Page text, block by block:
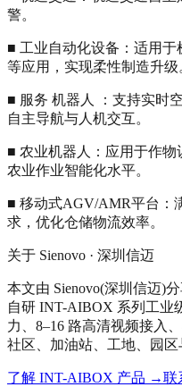
警。
■ 工业自动化设备：适用
等应用，实现柔性制造升级
■ 服务 机器人 ：支持实时
自主导航与人机交互。
■ 农业机器人：应用于作
农业作业智能化水平。
■ 移动式AGV/AMR平台：
求，优化仓储物流效率。
关于 Sienovo · 深圳信迈
本文由 Sienovo(深圳信迈)
自研 INT-AIBOX 系列工
力、8–16 路高清视频接入
社区、加油站、工地、园区
了解 INT-AIBOX 产品 →联